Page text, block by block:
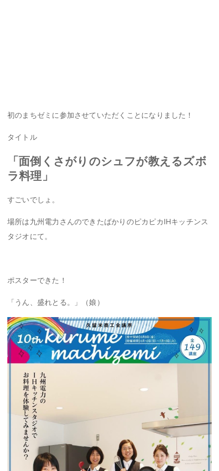
初のまちゼミに参加させていただくことになりました！
タイトル
「面倒くさがりのシュフが教えるズボ
ラ料理」
すごいでしょ。
場所は九州電力さんのできたばかりのピカピカIHキッチンス
タジオにて。
ポスターできた！
「うん、盛れとる。」（娘）